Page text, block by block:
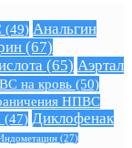
(49) Анальгин
(67)
(65) Аэртал
на кровь (50)
НПВС
(47) Диклофенак
(27)